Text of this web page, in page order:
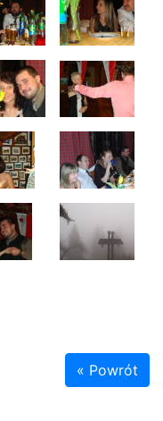
« Powrót